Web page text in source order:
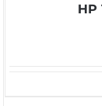
HP